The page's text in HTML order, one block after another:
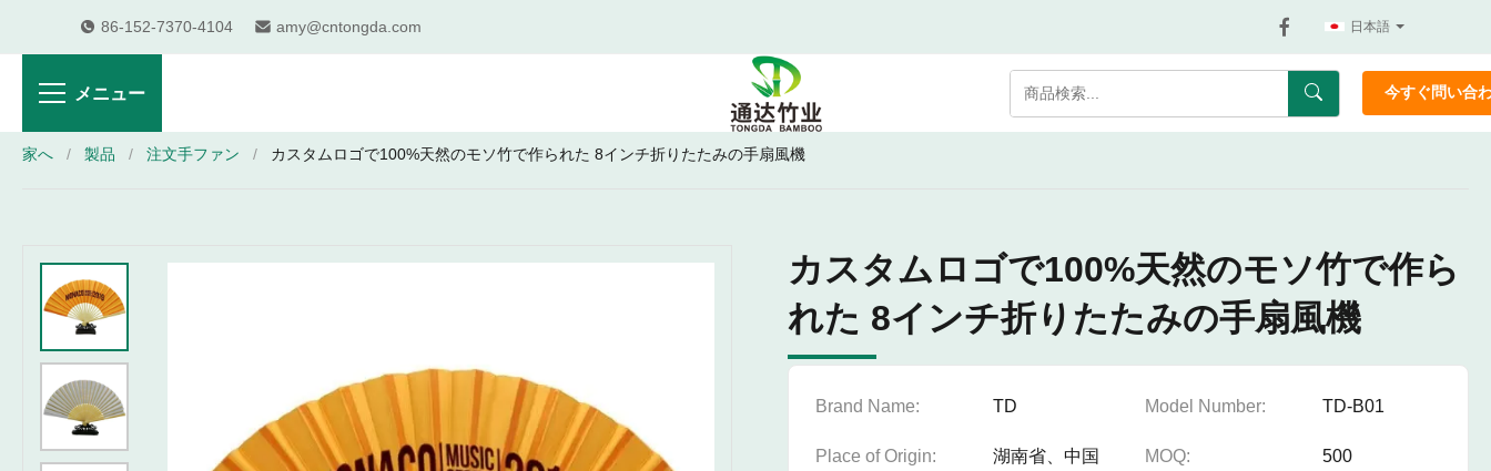
86-152-7370-4104 amy@cntongda.com 日本語
メニュー 今すぐ問い合
家へ / 製品 / 注文手ファン / カスタムロゴで100%天然のモソ竹で作られた 8インチ折りたたみの手扇風機
カスタムロゴで100%天然のモソ竹で作ら
れた 8インチ折りたたみの手扇風機
Brand Name: TD Model Number: TD-B01
Place of Origin: 湖南省、中国 MOQ: 500